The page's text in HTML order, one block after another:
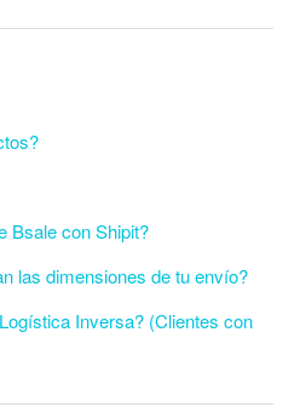
Bsale con Shipit?
las dimensiones de tu envío?
Inversa? (Clientes con